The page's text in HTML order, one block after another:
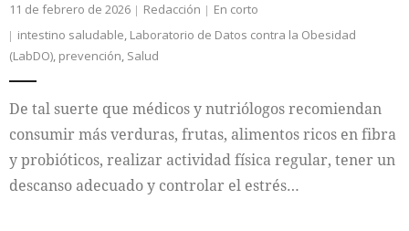
11 de febrero de 2026 Redacción
En corto
intestino saludable, Laboratorio de Datos contra la Obesidad
(LabDO), prevención, Salud
De tal suerte que médicos y nutriólogos recomiendan
consumir más verduras, frutas, alimentos ricos en fibra
y probióticos, realizar actividad física regular, tener un
descanso adecuado y controlar el estrés…